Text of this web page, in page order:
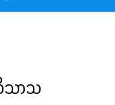
သာသ